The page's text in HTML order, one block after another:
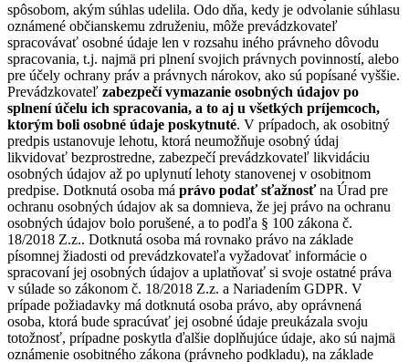
spôsobom, akým súhlas udelila. Odo dňa, kedy je odvolanie súhlasu
oznámené občianskemu združeniu, môže prevádzkovateľ
spracovávať osobné údaje len v rozsahu iného právneho dôvodu
spracovania, t.j. najmä pri plnení svojich právnych povinností, alebo
pre účely ochrany práv a právnych nárokov, ako sú popísané vyššie.
Prevádzkovateľ zabezpečí vymazanie osobných údajov po
splnení účelu ich spracovania, a to aj u všetkých príjemcoch,
ktorým boli osobné údaje poskytnuté. V prípadoch, ak osobitný
predpis ustanovuje lehotu, ktorá neumožňuje osobný údaj
likvidovať bezprostredne, zabezpečí prevádzkovateľ likvidáciu
osobných údajov až po uplynutí lehoty stanovenej v osobitnom
predpise. Dotknutá osoba má právo podať sťažnosťna Úrad pre
ochranu osobných údajov ak sa domnieva, že jej právo na ochranu
osobných údajov bolo porušené, a to podľa § 100 zákona č.
18/2018 Z.z.. Dotknutá osoba má rovnako právo na základe
písomnej žiadosti od prevádzkovateľa vyžadovať informácie o
spracovaní jej osobných údajov a uplatňovať si svoje ostatné práva
v súlade so zákonom č. 18/2018 Z.z. a Nariadením GDPR. V
prípade požiadavky má dotknutá osoba právo, aby oprávnená
osoba, ktorá bude spracúvať jej osobné údaje preukázala svoju
totožnosť, prípadne poskytla ďalšie doplňujúce údaje, ako sú najmä
oznámenie osobitného zákona (právneho podkladu), na základe